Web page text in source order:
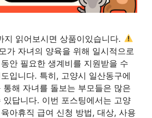
지 읽어보시면 상품이있습니다.
가 자녀의 양육을 위해 일시적으로
안 필요한 생계비를 지원받을 수
입니다. 특히, 고양시 일산동구에
통해 자녀를 돌보는 부모들은 많은
있답니다. 이번 포스팅에서는 고양
아휴직 급여 신청 방법, 대상, 사용